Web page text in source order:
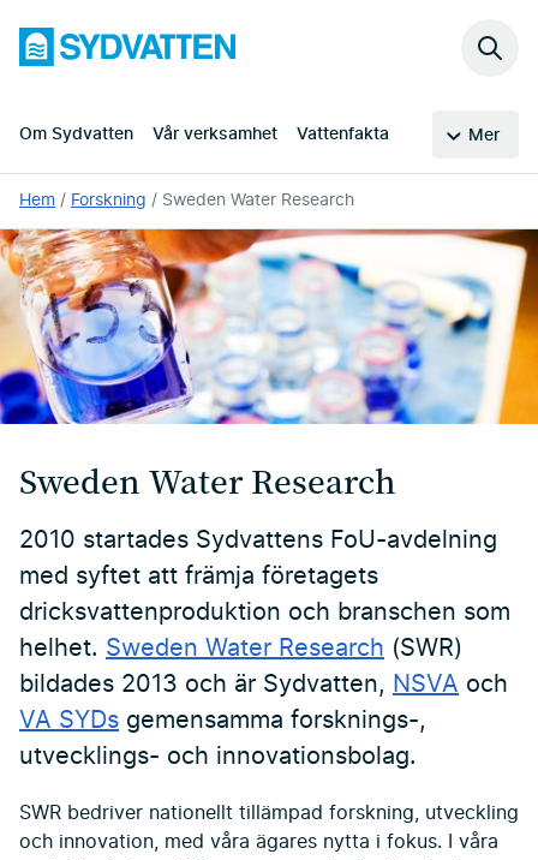
huvudinnehållet
Sydvatten
Om Sydvatten Vår verksamhet Vattenfakta Mer
Sök
Du
är
här:
Hem Forskning Sweden Water Research
Sweden Water Research
2010 startades Sydvattens FoU-avdelning
med syftet att främja företagets
dricksvattenproduktion och branschen som
helhet. Sweden Water Research (SWR)
bildades 2013 och är Sydvatten, NSVA och
VA SYDs gemensamma forsknings-,
utvecklings- och innovationsbolag.
SWR bedriver nationellt tillämpad forskning, utveckling
och innovation, med våra ägares nytta i fokus. I våra